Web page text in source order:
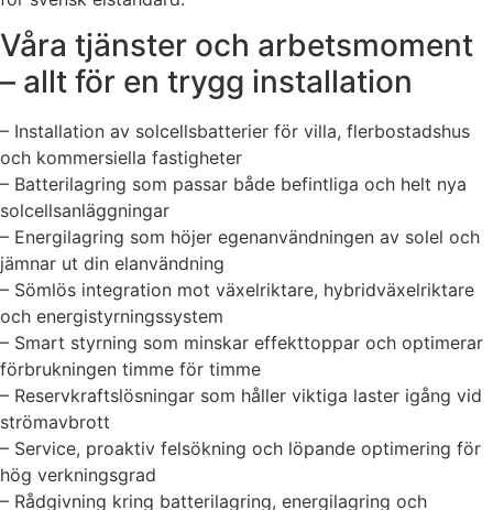
Våra tjänster och arbetsmoment
– allt för en trygg installation
– Installation av solcellsbatterier för villa, flerbostadshus
och kommersiella fastigheter
– Batterilagring som passar både befintliga och helt nya
solcellsanläggningar
– Energilagring som höjer egenanvändningen av solel och
jämnar ut din elanvändning
– Sömlös integration mot växelriktare, hybridväxelriktare
och energistyrningssystem
– Smart styrning som minskar effekttoppar och optimerar
förbrukningen timme för timme
– Reservkraftslösningar som håller viktiga laster igång vid
strömavbrott
– Service, proaktiv felsökning och löpande optimering för
hög verkningsgrad
– Rådgivning kring batterilagring, energilagring och